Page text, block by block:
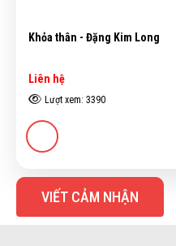
Khỏa thân - Đặng Kim Long
Liên hệ
Lượt xem: 3390
VIẾT CẢM NHẬN